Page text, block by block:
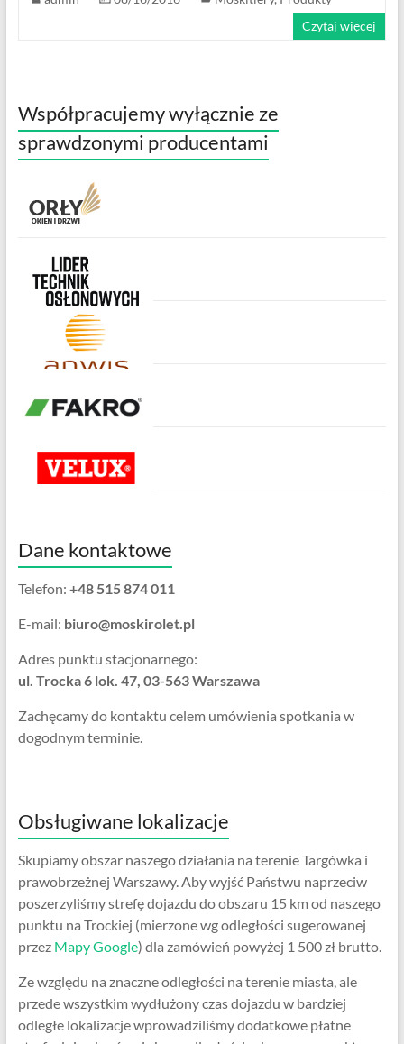
Czytaj więcej
Współpracujemy wyłącznie ze
sprawdzonymi producentami
Dane kontaktowe
Telefon: +48 515 874 011
E-mail: biuro@moskirolet.pl
Adres punktu stacjonarnego:
ul. Trocka 6 lok. 47, 03-563 Warszawa
Zachęcamy do kontaktu celem umówienia spotkania w
dogodnym terminie.
Obsługiwane lokalizacje
Skupiamy obszar naszego działania na terenie Targówka i
prawobrzeżnej Warszawy. Aby wyjść Państwu naprzeciw
poszerzyliśmy strefę dojazdu do obszaru 15 km od naszego
punktu na Trockiej (mierzone wg odległości sugerowanej
przez Mapy Google) dla zamówień powyżej 1 500 zł brutto.
Ze względu na znaczne odległości na terenie miasta, ale
przede wszystkim wydłużony czas dojazdu w bardziej
odległe lokalizacje wprowadziliśmy dodatkowe płatne